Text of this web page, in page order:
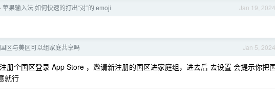
Jan 19, 2024
› 苹果输入法 如何快速的打出“对”的 emoji
Jan 5, 2024
国区与美区可以组家庭共享吗
册个国区登录 App Store ，邀请新注册的国区进家庭组，进去后 去设置 会提示你把
就行